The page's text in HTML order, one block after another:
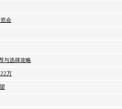
会
与选择攻略
万